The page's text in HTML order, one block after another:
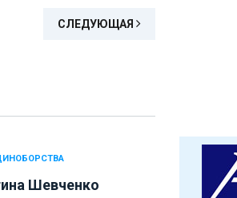
СЛЕДУЮЩАЯ
Шевченко